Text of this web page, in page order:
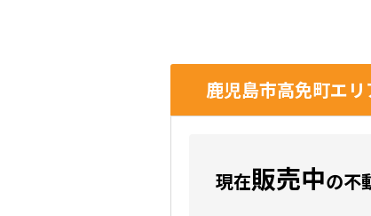
鹿児島市高免町エリ
現在販売中の不